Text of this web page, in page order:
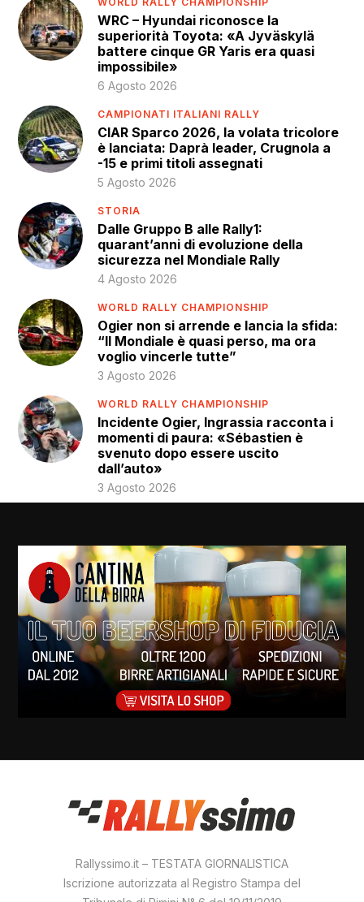
WRC – Hyundai riconosce la
superiorità Toyota: «A Jyväskylä
battere cinque GR Yaris era quasi
impossibile»
6 Agosto 2026
CAMPIONATI ITALIANI RALLY
CIAR Sparco 2026, la volata tricolore
è lanciata: Daprà leader, Crugnola a
-15 e primi titoli assegnati
5 Agosto 2026
STORIA
Dalle Gruppo B alle Rally1:
quarant’anni di evoluzione della
sicurezza nel Mondiale Rally
4 Agosto 2026
WORLD RALLY CHAMPIONSHIP
Ogier non si arrende e lancia la sfida:
“Il Mondiale è quasi perso, ma ora
voglio vincerle tutte”
3 Agosto 2026
WORLD RALLY CHAMPIONSHIP
Incidente Ogier, Ingrassia racconta i
momenti di paura: «Sébastien è
svenuto dopo essere uscito
dall’auto»
3 Agosto 2026
Rallyssimo.it – TESTATA GIORNALISTICA
Iscrizione autorizzata al Registro Stampa del